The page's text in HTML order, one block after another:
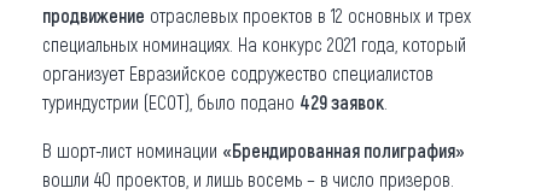
продвижение отраслевых проектов в 12 основных и трех
специальных номинациях. На конкурс 2021 года, который
организует Евразийское содружество специалистов
туриндустрии (ЕСОТ), было подано 429 заявок
В шорт-лист номинации «Брендированная полиграфия»
вошли 40 проектов, и лишь восемь – в число призеров.